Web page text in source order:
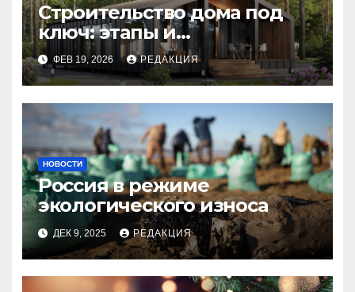
Строительство дома под
ключ: этапы и
планирование бюджета
ФЕВ 19, 2026 РЕДАКЦИЯ
НОВОСТИ
Россия в режиме
экологического износа
ДЕК 9, 2025 РЕДАКЦИЯ